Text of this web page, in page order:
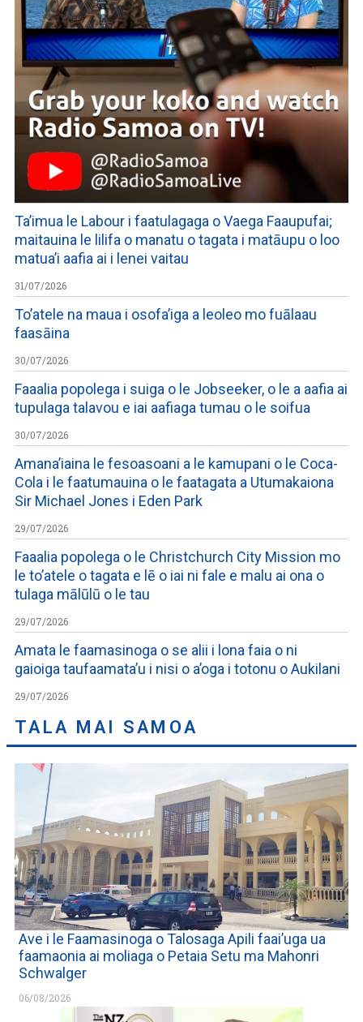
Ta’imua le Labour i faatulagaga o Vaega Faaupufai;
maitauina le lilifa o manatu o tagata i matāupu o loo
matua’i aafia ai i lenei vaitau
31/07/2026
To’atele na maua i osofa’iga a leoleo mo fuālaau
faasāina
30/07/2026
Faaalia popolega i suiga o le Jobseeker, o le a aafia ai
tupulaga talavou e iai aafiaga tumau o le soifua
30/07/2026
Amana’iaina le fesoasoani a le kamupani o le Coca-
Cola i le faatumauina o le faatagata a Utumakaiona
Sir Michael Jones i Eden Park
29/07/2026
Faaalia popolega o le Christchurch City Mission mo
le to’atele o tagata e lē o iai ni fale e malu ai ona o
tulaga mālūlū o le tau
29/07/2026
Amata le faamasinoga o se alii i lona faia o ni
gaioiga taufaamata’u i nisi o a’oga i totonu o Aukilani
29/07/2026
TALA MAI SAMOA
Ave i le Faamasinoga o Talosaga Apili faai’uga ua
faamaonia ai moliaga o Petaia Setu ma Mahonri
Schwalger
06/08/2026